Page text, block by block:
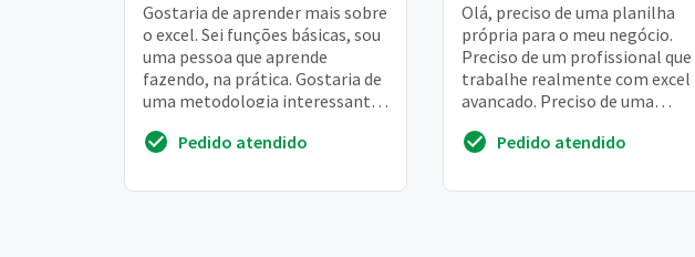
Gostaria de aprender mais sobre
o excel. Sei funções básicas, sou
uma pessoa que aprende
fazendo, na prática. Gostaria de
uma metodologia interessante
formosaPedido atendido
Olá, preciso de uma planilha
própria para o meu negócio.
Preciso de um profissional que
trabalhe realmente com excel
avançado. Preciso de uma
hamburgueria, q...
Pedido atendido